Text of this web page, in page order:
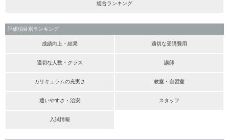
総合ランキング
評価項目別ランキング
成績向上・結果 適切な受講費用
適切な人数・クラス 講師
カリキュラムの充実さ 教室・自習室
通いやすさ・治安 スタッフ
入試情報